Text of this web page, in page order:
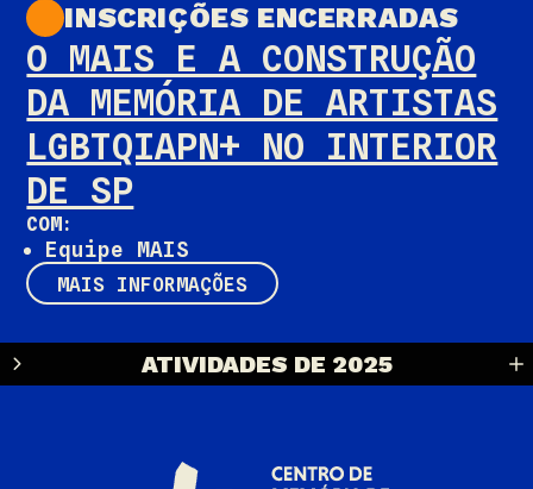
INSCRIÇÕES ENCERRADAS
O MAIS E A CONSTRUÇÃO
DA MEMÓRIA DE ARTISTAS
LGBTQIAPN+ NO INTERIOR
DE SP
COM:
Equipe MAIS
MAIS INFORMAÇÕES
ATIVIDADES DE 2025